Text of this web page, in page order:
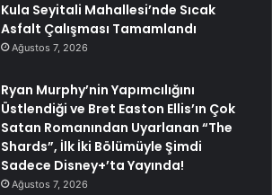
Kula Seyitali Mahallesi’nde Sıcak
Asfalt Çalışması Tamamlandı
Ağustos 7, 2026
Ryan Murphy’nin Yapımcılığını
Üstlendiği ve Bret Easton Ellis’ın Çok
Satan Romanından Uyarlanan “The
Shards”, İlk İki Bölümüyle Şimdi
Sadece Disney+’ta Yayında!
Ağustos 7, 2026